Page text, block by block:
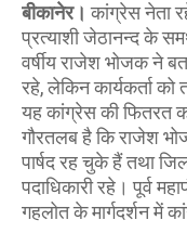
बीकानेर।कांग्रेस नेता
प्रत्याशी जेठानन्द के
वर्षीय राजेश भोजक ने
रहे, लेकिन कार्यकर्ता
यह कांग्रेस की फितरत
गौरतलब है कि राजेश
पार्षद रह चुके हैं तथा
पदाधिकारी रहे। पूर्व
गहलोत के मार्गदर्शन में